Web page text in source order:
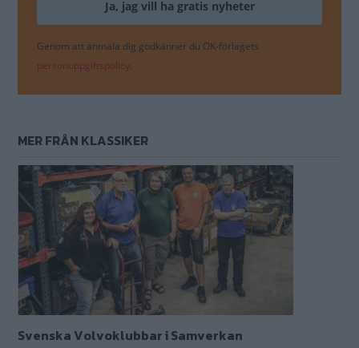
Genom att anmäla dig godkänner du OK-förlagets
personuppgiftspolicy.
MER FRÅN KLASSIKER
Svenska Volvoklubbar i Samverkan